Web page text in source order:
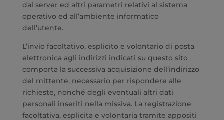
dal server ed altri parametri relativi al sistema
operativo ed all’ambiente informatico
dell’utente.
L’invio facoltativo, esplicito e volontario di posta
elettronica agli indirizzi indicati su questo sito
comporta la successiva acquisizione dell’indirizzo
del mittente, necessario per rispondere alle
richieste, nonché degli eventuali altri dati
personali inseriti nella missiva. La registrazione
facoltativa, esplicita e volontaria tramite appositi